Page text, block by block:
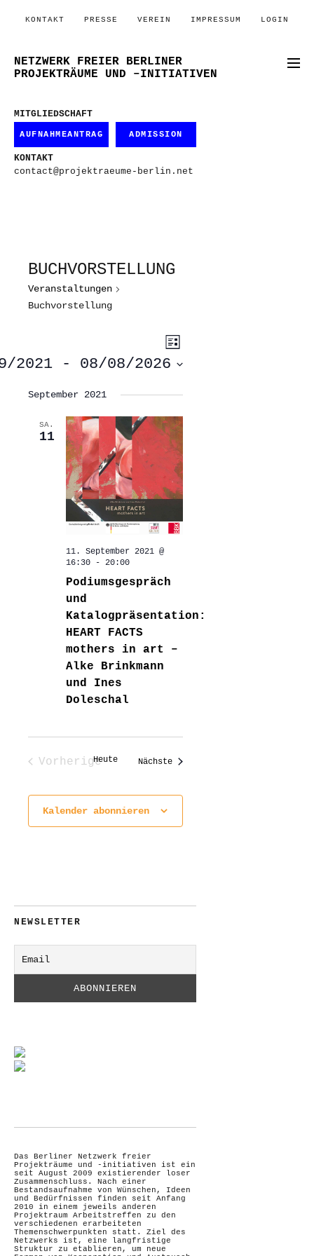
KONTAKT PRESSE VEREIN IMPRESSUM LOGIN
NETZWERK FREIER BERLINER
PROJEKTRÄUME UND –INITIATIVEN
MITGLIEDSCHAFT
AUFNAHMEANTRAG ADMISSION
KONTAKT
contact@projektraeume-berlin.net
BUCHVORSTELLUNG
Veranstaltungen
Buchvorstellung
ANSICHTEN-
NAVIGATION
VERANSTALTUNG
ANSICHTEN-
Liste
2021 - 08/08/2026
September 2021
SA.
11
11. September 2021 @
16:30- 20:00
Podiumsgespräch
und
Katalogpräsentation:
HEART FACTS
mothers in art –
Alke Brinkmann
und Ines
Doleschal
VorherigeHeute NächsteVeranstaltungen
Kalender abonnieren
NEWSLETTER
Das Berliner Netzwerk freier
Projekträume und -initiativen ist ein
seit August 2009 existierender loser
Zusammenschluss. Nach einer
Bestandsaufnahme von Wünschen, Ideen
und Bedürfnissen finden seit Anfang
2010 in einem jeweils anderen
Projektraum Arbeitstreffen zu den
verschiedenen erarbeiteten
Themenschwerpunkten statt. Ziel des
Netzwerks ist, eine langfristige
Struktur zu etablieren, um neue